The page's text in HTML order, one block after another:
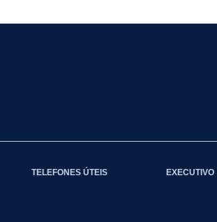
TELEFONES ÚTEIS EXECUTIVO